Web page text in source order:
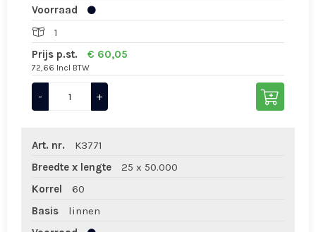
Voorraad
1
Prijs p.st.
€ 60,05
72,66 Incl BTW
- +
Art. nr.
K3771
Breedte x lengte
25 x 50.000
Korrel
60
Basis
linnen